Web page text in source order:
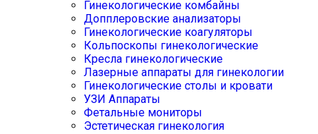
Гинекологические комбайны
Допплеровские анализаторы
Гинекологические коагуляторы
Кольпоскопы гинекологические
Кресла гинекологические
Лазерные аппараты для гинекологии
Гинекологические столы и кровати
УЗИ Аппараты
Фетальные мониторы
Эстетическая гинекология